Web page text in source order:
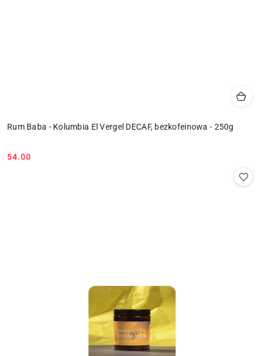
Rum Baba - Kolumbia El Vergel DECAF, bezkofeinowa - 250g
Cena:
54.00